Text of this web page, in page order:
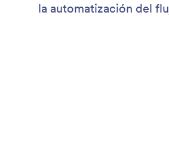
la automatización del